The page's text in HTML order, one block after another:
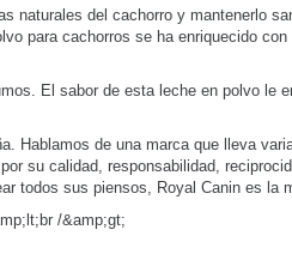
naturales del cachorro y mantenerlo
para cachorros se ha enriquecido con
El sabor de esta leche en polvo le
Hablamos de una marca que lleva
su calidad, responsabilidad,
todos sus piensos, Royal Canin es la
/&amp;gt;